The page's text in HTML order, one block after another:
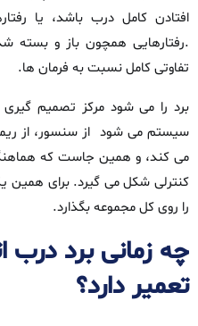
افتادن کامل درب باشد، یا
.رفتارهایی همچون باز و بسته
تفاوتی کامل نسبت به فرمان‌ ها.
برد را می‌ شود مرکز تصمیم‌
سیستم می‌ شود از سنسور، از
می‌ کند، و همین‌ جاست که
کنترلی شکل می‌ گیرد. برای همین
را روی کل مجموعه بگذارد.
چه زمانی برد درب
تعمیر دارد؟